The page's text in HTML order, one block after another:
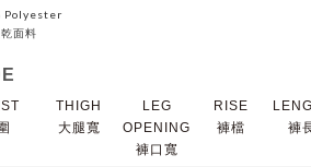
Polyester
面料
THIGH
大腿寬
LEG
OPENING
褲口寬
RISE
褲檔
褲